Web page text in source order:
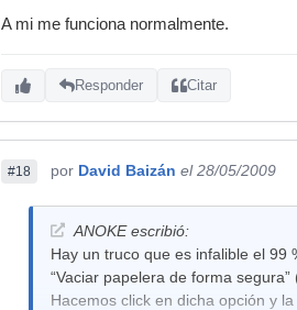
A mi me funciona normalmente.
Responder Citar
#18 por David Baizán el 28/05/2009
ANOKE escribió:
Hay un truco que es infalible el 99
“Vaciar papelera de forma
Hacemos click en dicha opción y